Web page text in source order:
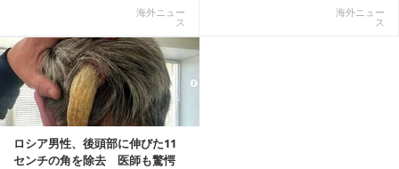
海外ニュー
ス
海外ニュー
ス
ロシア男性、後頭部に伸びた11
センチの角を除去 医師も驚愕